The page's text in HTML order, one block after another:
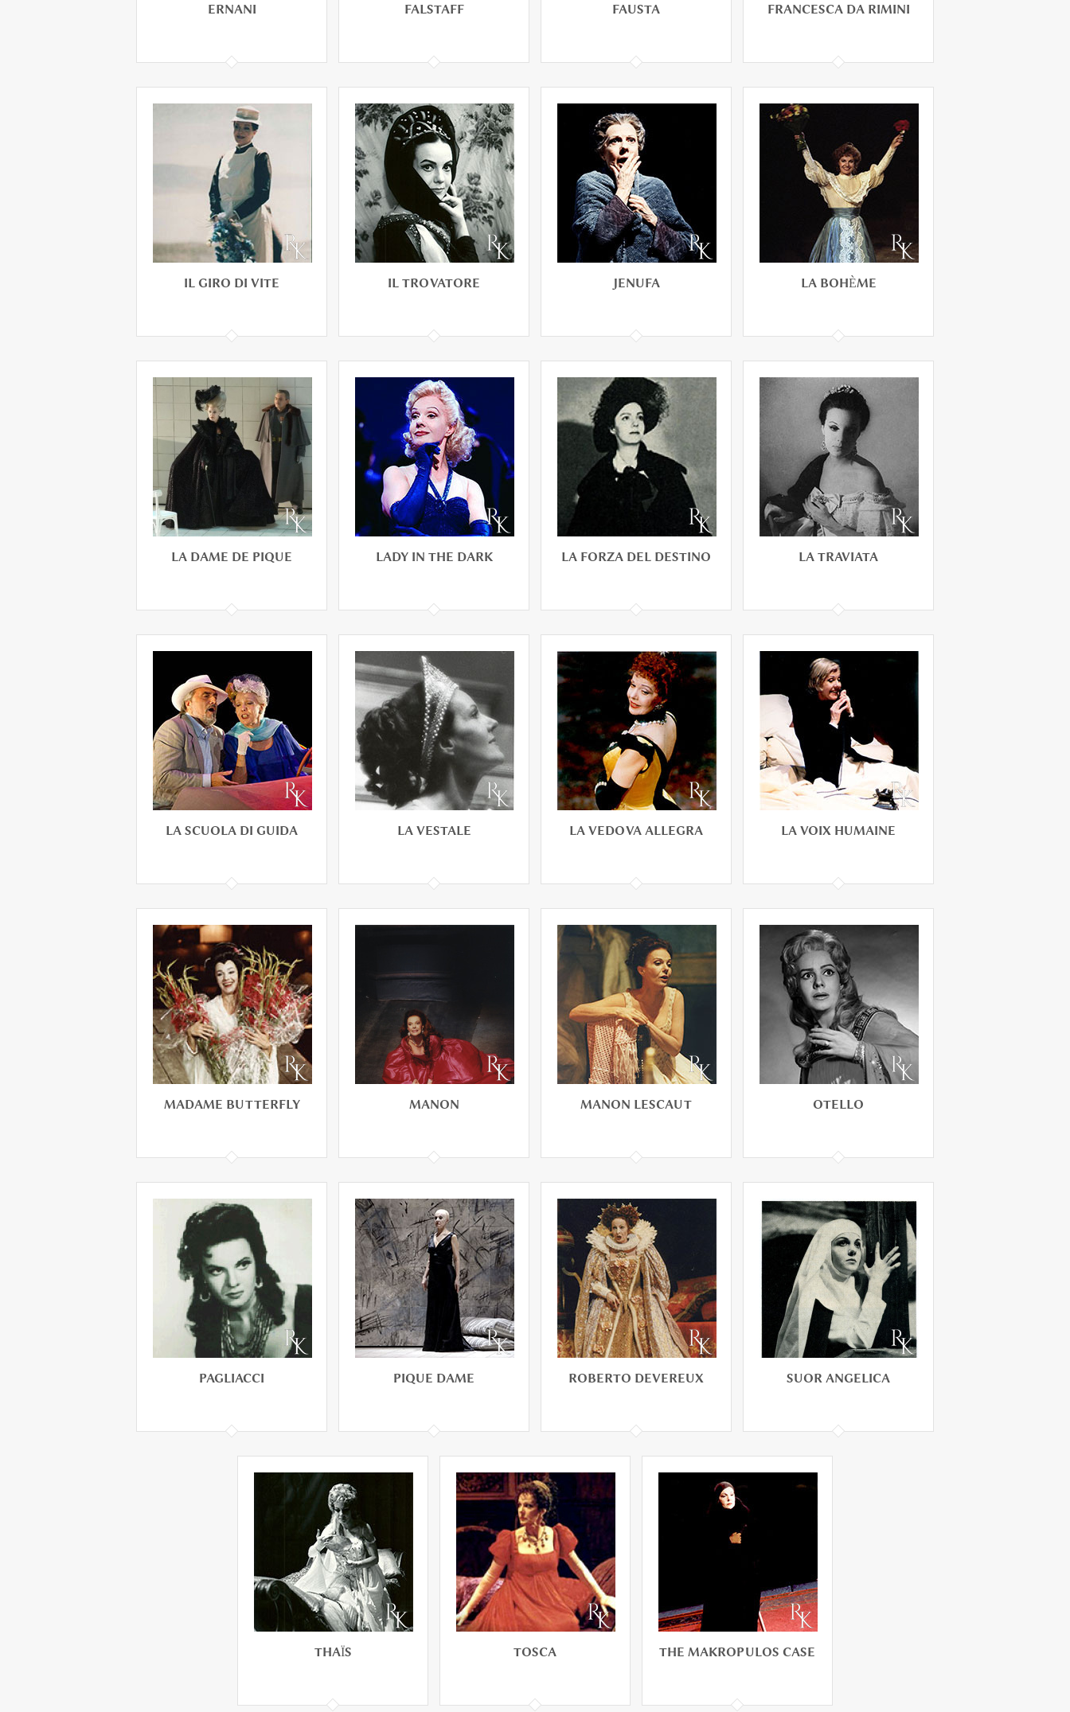
ERNANI
ERNANI
FALSTAFF
An opera in three acts by
the Italian composer
Giuseppe Verdi
FALSTAFF
FAUSTA
FAUSTA
FRANCESCA DA RIMINI
FRANCESCA DA RIMINI
IL GIRO DI VITE
IL GIRO DI VITE
IL TROVATORE
An opera in four acts by
Giuseppe Verdi to an
Italian libretto largely
written by Salvadore
Cammarano
IL TROVATORE
JENUFA
JENUFA
LA BOHÈME
LA BOHÈME
LA DAME DE PIQUE
LA DAME DE PIQUE
LADY IN THE DARK
LADY IN THE DARK
LA FORZA DEL
DESTINO
LA FORZA DEL DESTINO
LA TRAVIATA
LA TRAVIATA
LA SCUOLA DI GUIDA
LA SCUOLA DI GUIDA LA VESTALE
LA VEDOVA ALLEGRA
LA VEDOVA ALLEGRA
LA VOIX HUMAINE
LA VOIX HUMAINE
MADAME BUTTERFLY
MADAME BUTTERFLY
MANON
Manon
MANON
MANON LESCAUT
MANON LESCAUT
OTELLO
OTELLO
PAGLIACCI PIQUE DAME
ROBERTO DEVEREUX
ROBERTO DEVEREUX SUOR ANGELICA
THAÏS TOSCA THE MAKROPULOS CASE